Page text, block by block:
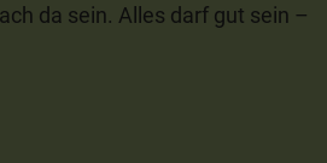
da sein. Alles darf gut sein –